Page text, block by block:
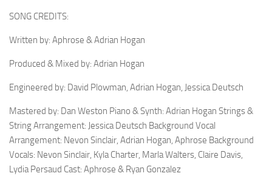
SONG CREDITS:
Written by: Aphrose & Adrian Hogan
Produced & Mixed by: Adrian Hogan
Engineered by: David Plowman, Adrian Hogan, Jessica Deutsch
Mastered by: Dan Weston Piano & Synth: Adrian Hogan Strings &
String Arrangement: Jessica Deutsch Background Vocal
Arrangement: Nevon Sinclair, Adrian Hogan, Aphrose Background
Vocals: Nevon Sinclair, Kyla Charter, Marla Walters, Claire Davis,
Lydia Persaud Cast: Aphrose & Ryan Gonzalez